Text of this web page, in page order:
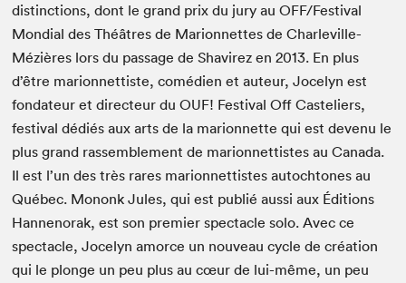
distinctions, dont le grand prix du jury au OFF/Festival
Mondial des Théâtres de Marionnettes de Charleville-
Mézières lors du passage de Shavirez en 2013. En plus
d’être marionnettiste, comédien et auteur, Jocelyn est
fondateur et directeur du OUF! Festival Off Casteliers,
festival dédiés aux arts de la marionnette qui est devenu le
plus grand rassemblement de marionnettistes au Canada.
Il est l’un des très rares marionnettistes autochtones au
Québec. Mononk Jules, qui est publié aussi aux Éditions
Hannenorak, est son premier spectacle solo. Avec ce
spectacle, Jocelyn amorce un nouveau cycle de création
qui le plonge un peu plus au cœur de lui-même, un peu